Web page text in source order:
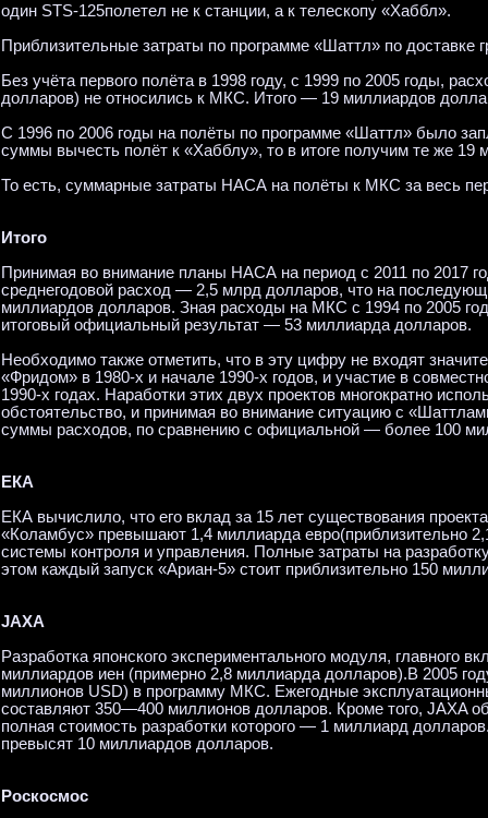
один STS-125полетел не к станции, а к телескопу «Хаббл».
Приблизительные затраты по программе «Шаттл» по доставке
Без учёта первого полёта в 1998 году, с 1999 по 2005 годы,
долларов) не относились к МКС. Итого — 19 миллиардов
С 1996 по 2006 годы на полёты по программе «Шаттл» было
суммы вычесть полёт к «Хабблу», то в итоге получим те же 19
То есть, суммарные затраты НАСА на полёты к МКС за весь
Итого
Принимая во внимание планы НАСА на период с 2011 по 2017
среднегодовой расход — 2,5 млрд долларов, что на
миллиардов долларов. Зная расходы на МКС с 1994 по 2005
итоговый официальный результат — 53 миллиарда долларов.
Необходимо также отметить, что в эту цифру не входят
«Фридом» в 1980-х и начале 1990-х годов, и участие в
1990-х годах. Наработки этих двух проектов многократно
обстоятельство, и принимая во внимание ситуацию с
суммы расходов, по сравнению с официальной — более 100
ЕКА
ЕКА вычислило, что его вклад за 15 лет существования
«Коламбус» превышают 1,4 миллиарда евро(приблизительно
системы контроля и управления. Полные затраты на
этом каждый запуск «Ариан-5» стоит приблизительно 150
JAXA
Разработка японского экспериментального модуля, главного
миллиардов иен (примерно 2,8 миллиарда долларов).В 2005
миллионов USD) в программу МКС. Ежегодные
составляют 350—400 миллионов долларов. Кроме того, JAXA
полная стоимость разработки которого — 1 миллиард
превысят 10 миллиардов долларов.
Роскосмос